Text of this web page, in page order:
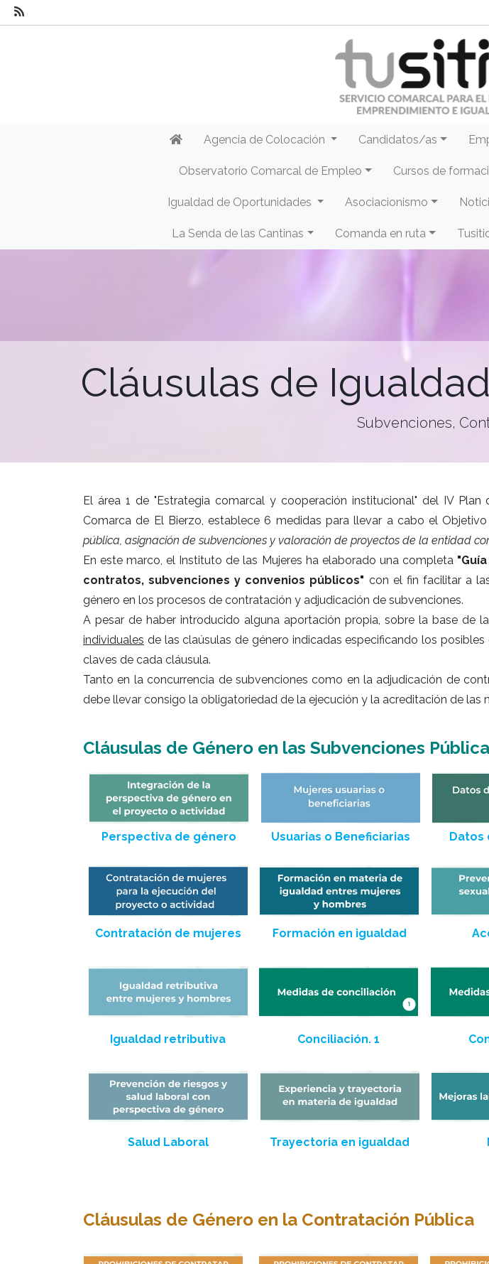
Agencia de Colocación Candidatos/as
Observatorio Comarcal de Empleo Cursos de
Igualdad de Oportunidades Asociacionismo
La Senda de las Cantinas Comanda en ruta
Cláusulas de
Subvenciones,
El área 1 de "Estrategia comarcal y cooperación institucional" del IV
Comarca de El Bierzo, establece 6 medidas para llevar a cabo el Objetivo
pública, asignación de subvenciones y valoración de proyectos de la entidad
En este marco, el Instituto de las Mujeres ha elaborado una completa
contratos, subvenciones y convenios públicos" con el fin facilitar a
género en los procesos de contratación y adjudicación de subvenciones.
A pesar de haber introducido alguna aportación propia, sobre la base de
individuales de las claúsulas de género indicadas especificando los
claves de cada cláusula.
Tanto en la concurrencia de subvenciones como en la adjudicación de
debe llevar consigo la obligatoriedad de la ejecución y la acreditación de las
Cláusulas de Género en las Subvenciones
Perspectiva de género Usuarias o Beneficiarias Datos
Contratación de mujeres Formación en igualdad
Igualdad retributiva Conciliación. 1
Salud Laboral Trayectoria en igualdad
Cláusulas de Género en la Contratación Pública